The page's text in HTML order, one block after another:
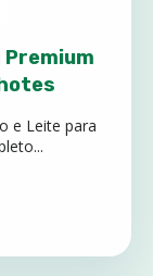
Premium
e Leite para